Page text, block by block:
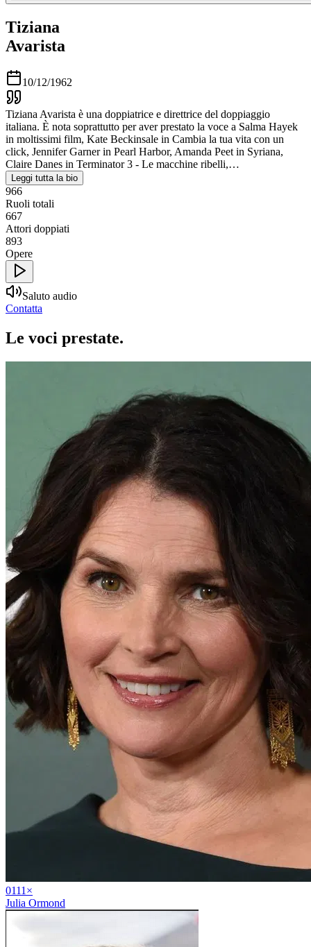
Tiziana
Avarista
10/12/1962
Tiziana Avarista è una doppiatrice e direttrice del doppiaggio
italiana. È nota soprattutto per aver prestato la voce a Salma Hayek
in moltissimi film, Kate Beckinsale in Cambia la tua vita con un
click, Jennifer Garner in Pearl Harbor, Amanda Peet in Syriana,
Claire Danes in Terminator 3 - Le macchine ribelli,…
Leggi tutta la bio
966
Ruoli totali
667
Attori doppiati
893
Opere
Saluto audio
Contatta
Le voci prestate.
0111 ×
Julia Ormond